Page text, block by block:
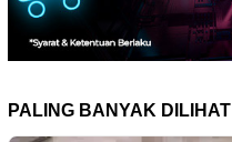
PALING BANYAK DILIHAT